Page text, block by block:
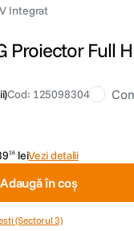
Integrat
Proiector Full
)Cod: 125098304
16 leiVezi detalii
Adaugă în coș
(Sectorul 3)